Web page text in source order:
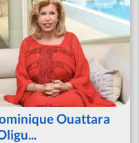
Ouattara